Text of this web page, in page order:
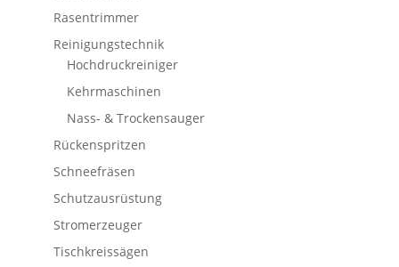
Rasentrimmer
Reinigungstechnik
Hochdruckreiniger
Kehrmaschinen
Nass- & Trockensauger
Rückenspritzen
Schneefräsen
Schutzausrüstung
Stromerzeuger
Tischkreissägen